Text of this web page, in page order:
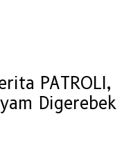
PATROLI,
Digerebek